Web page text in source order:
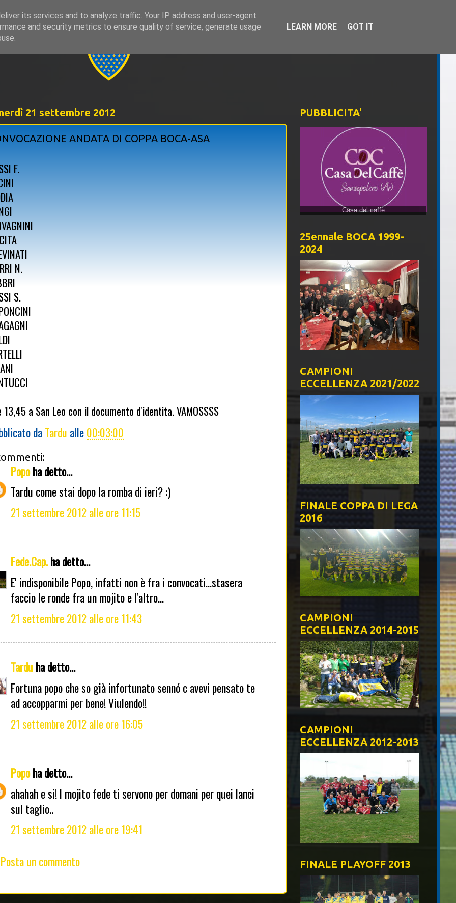
21 settembre 2012
ANDATA DI COPPA BOCA-ASA
F.
N.
S.
13,45 a San Leo con il documento d'identita. VAMOSSSS
daTardu alle00:03:00
Popoha detto...
Tardu come stai dopo la romba di ieri? :)
21 settembre 2012 alle ore 11:15
Fede.Cap.ha detto...
E' indisponibile Popo, infatti non è fra i convocati...stasera
faccio le ronde fra un mojito e l'altro...
21 settembre 2012 alle ore 11:43
Tarduha detto...
Fortuna popo che so già infortunato sennó c avevi pensato te
ad accopparmi per bene! Viulendo!!
21 settembre 2012 alle ore 16:05
Popoha detto...
ahahah e si! I mojito fede ti servono per domani per quei lanci
sul taglio..
21 settembre 2012 alle ore 19:41
Posta un commento
PUBBLICITA'
25ennale BOCA 1999-
2024
CAMPIONI
ECCELLENZA 2021/2022
FINALE COPPA DI LEGA
2016
CAMPIONI
ECCELLENZA 2014-2015
CAMPIONI
ECCELLENZA 2012-2013
FINALE PLAYOFF 2013
its services and to analyze traffic. Your IP address and user-agent
and security metrics to ensure quality of service, generate usage
LEARN MORE GOT IT